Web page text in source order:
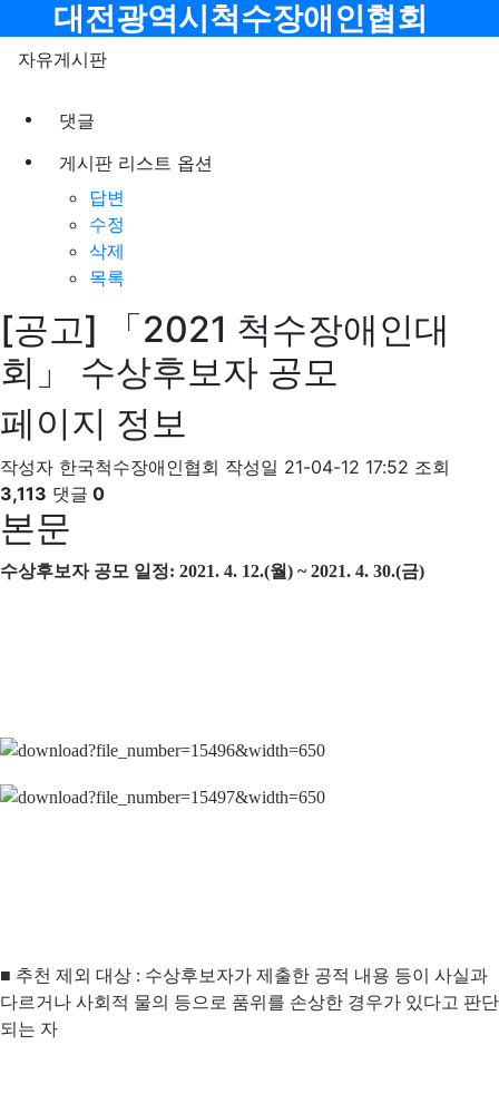
메뉴
대전광역시척수장애인협회
자유게시판
댓글
게시판 리스트 옵션
답변
수정
삭제
목록
[공고] 「2021 척수장애인대
회」 수상후보자 공모
페이지 정보
작성자 한국척수장애인협회 작성일 21-04-12 17:52 조회
3,113 댓글 0
본문
수상후보자 공모 일정: 2021. 4. 12.(월) ~ 2021. 4. 30.(금)
■ 추천 제외 대상 : 수상후보자가 제출한 공적 내용 등이 사실과
다르거나 사회적 물의 등으로 품위를 손상한 경우가 있다고 판단
되는 자